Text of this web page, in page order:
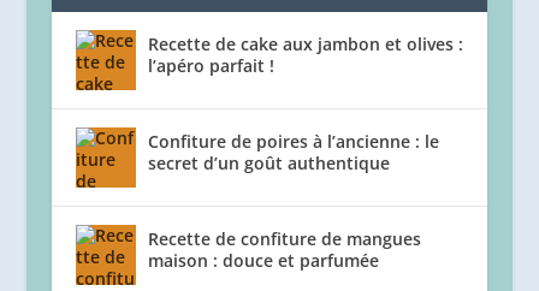
Recette de cake aux jambon et olives :
l’apéro parfait !
Confiture de poires à l’ancienne : le
secret d’un goût authentique
Recette de confiture de mangues
maison : douce et parfumée